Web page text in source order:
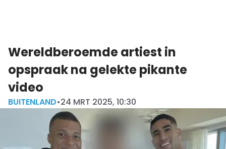
Wereldberoemde artiest in
opspraak na gelekte pikante
video
BUITENLAND•24 MRT 2025, 10:30